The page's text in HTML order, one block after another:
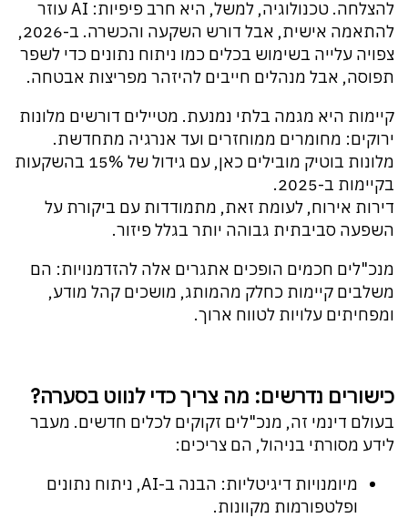
להצלחה. טכנולוגיה, למשל, היא חרב פיפיות: AI עוזר
להתאמה אישית, אבל דורש השקעה והכשרה. ב-2026,
צפויה עלייה בשימוש בכלים כמו ניתוח נתונים כדי לשפר
תפוסה, אבל מנהלים חייבים להיזהר מפריצות אבטחה.
קיימות היא מגמה בלתי נמנעת. מטיילים דורשים מלונות
ירוקים: מחומרים ממוחזרים ועד אנרגיה מתחדשת.
מלונות בוטיק מובילים כאן, עם גידול של 15% בהשקעות
בקיימות ב-2025.
דירות אירוח, לעומת זאת, מתמודדות עם ביקורת על
השפעה סביבתית גבוהה יותר בגלל פיזור.
מנכ"לים חכמים הופכים אתגרים אלה להזדמנויות: הם
משלבים קיימות כחלק מהמותג, מושכים קהל מודע,
ומפחיתים עלויות לטווח ארוך.
כישורים נדרשים: מה צריך כדי לנווט בסערה?
בעולם דינמי זה, מנכ"לים זקוקים לכלים חדשים. מעבר
לידע מסורתי בניהול, הם צריכים:
מיומנויות דיגיטליות: הבנה ב-AI, ניתוח נתונים
ופלטפורמות מקוונות.